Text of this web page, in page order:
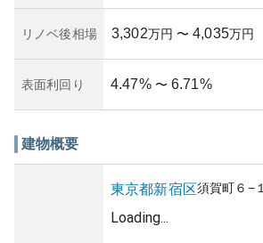
リノベ後相場 3,302万円 〜 4,035万円
表面利回り 4.47% 〜 6.71%
建物概要
東京都新宿区須賀町６−１
Loading...